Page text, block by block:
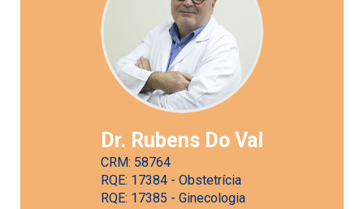
Dr. Rubens Do Val
CRM: 58764
RQE: 17384 - Obstetrícia
RQE: 17385 - Ginecologia